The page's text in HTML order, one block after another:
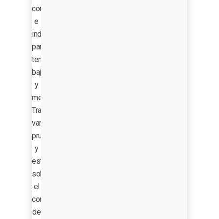
comercial
e
industrial
para
temperaturas
bajas
y
medias.
Tras
varias
pruebas
y
estudios
sobre
el
conjunto
de